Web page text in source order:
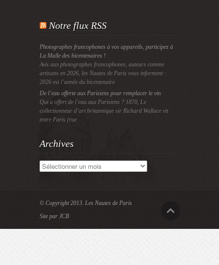
Notre flux RSS
Photographes francophones à vos appareils, participez à
La Malle des bicentenaires !
Avis aux photographes francophones, auteurs comme
artisans en 2026, les Nautes de Paris vous informent :
2026 est l’année du bicentenaire
De l’eau offerte aux Parisiens pour remplacer le vin
Qui a offert de l’eau aux Parisiens ? 1870, Le
collectionneur d’art britannique sir Richard Wallace vit
entre Paris (rue
Archives
Archives
© Copyright 2013. Les Nautes de Paris
Site par JCB